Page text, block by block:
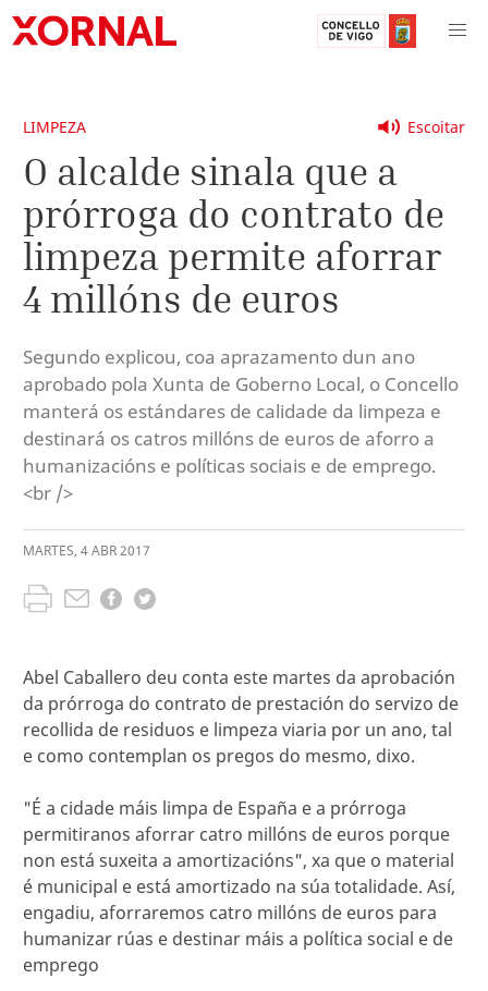
Escoitar
LIMPEZA
O alcalde sinala que a
prórroga do contrato de
limpeza permite aforrar
4 millóns de euros
Segundo explicou, coa aprazamento dun ano
aprobado pola Xunta de Goberno Local, o Concello
manterá os estándares de calidade da limpeza e
destinará os catros millóns de euros de aforro a
humanizacións e políticas sociais e de emprego.
<br />
MARTES, 4ABR2017
Abel Caballero deu conta este martes da aprobación
da prórroga do contrato de prestación do servizo de
recollida de residuos e limpeza viaria por un ano, tal
e como contemplan os pregos do mesmo, dixo.
"É a cidade máis limpa de España e a prórroga
permitiranos aforrar catro millóns de euros porque
non está suxeita a amortizacións", xa que o material
é municipal e está amortizado na súa totalidade. Así,
engadiu, aforraremos catro millóns de euros para
humanizar rúas e destinar máis a política social e de
emprego